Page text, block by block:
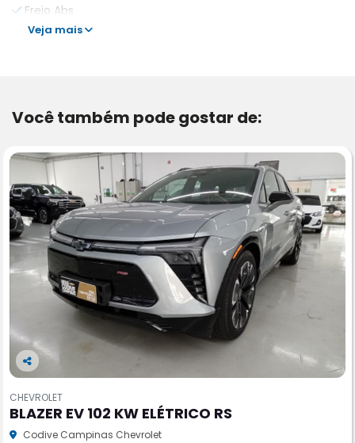
Freio Abs
Veja mais
Você também pode gostar de:
Co
pa
rtil
he
CHEVROLET
BLAZER EV 102 KW ELÉTRICO RS
Codive Campinas Chevrolet